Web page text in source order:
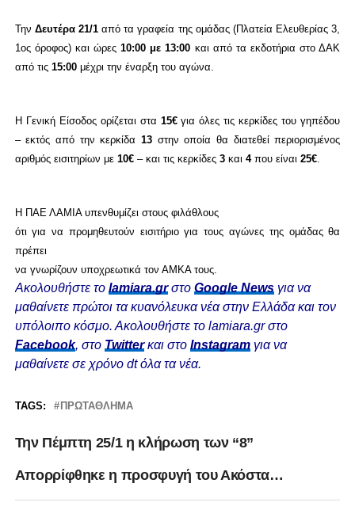
Την Δευτέρα 21/1 από τα γραφεία της ομάδας (Πλατεία Ελευθερίας 3,
1ος όροφος) και ώρες10:00 με 13:00 και από τα εκδοτήρια στο ΔΑΚ
από τις 15:00μέχρι την έναρξη του αγώνα.
Η Γενική Είσοδος ορίζεται στα 15€για όλες τις κερκίδες του γηπέδου
– εκτός από την κερκίδα 13στην οποία θα διατεθεί περιορισμένος
αριθμός εισιτηρίων με 10€– και τις κερκίδες 3και 4που είναι 25€.
Η ΠΑΕ ΛΑΜΙΑ υπενθυμίζει στους φιλάθλους
ότι για να προμηθευτούν εισιτήριο για τους αγώνες της ομάδας θα
πρέπει
να γνωρίζουν υποχρεωτικά τον ΑΜΚΑ τους.
Ακολουθήστε το lamiara.grστο Google Newsγια να
μαθαίνετε πρώτοι τα κυανόλευκα νέα στην Ελλάδα και τον
υπόλοιπο κόσμο. Ακολουθήστε το lamiara.gr στο
Facebook, στο Twitterκαι στο Instagram για να
μαθαίνετε σε χρόνο dt όλα τα νέα.
TAGS: ΠΡΩΤΆΘΛΗΜΑ
Την Πέμπτη 25/1 η κλήρωση των “8”
Απορρίφθηκε η προσφυγή του Ακόστα…